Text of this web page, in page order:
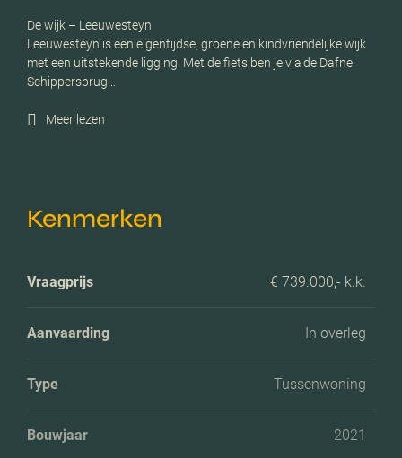
De wijk – Leeuwesteyn
Leeuwesteyn is een eigentijdse, groene en kindvriendelijke wijk
met een uitstekende ligging. Met de fiets ben je via de Dafne
Schippersbrug…
Meer lezen
Kenmerken
Vraagprijs € 739.000,- k.k.
Aanvaarding In overleg
Type Tussenwoning
Bouwjaar 2021